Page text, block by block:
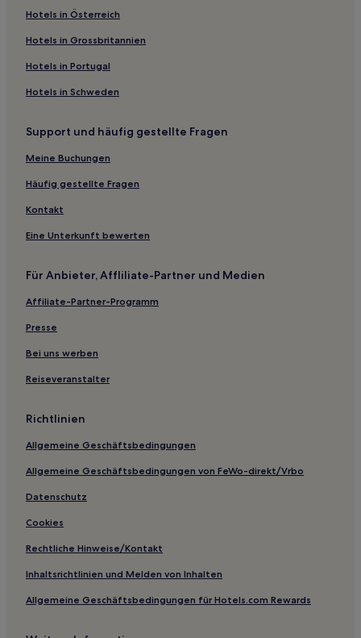
Garda Hotels
4-Sterne-Hotels in Abano Terme
Cortina d'Ampezzo Hotels
Peschiera del Garda Hotels
Luxus in Chioggia
Hotels mit Parkplatz in Venedig
Hotels mit Küchenzeile in Venedig
Hotels in Österreich
Hotels in Grossbritannien
Hotels in Portugal
Hotels in Schweden
Support und häufig gestellte Fragen
Meine Buchungen
Häufig gestellte Fragen
Kontakt
Eine Unterkunft bewerten
Für Anbieter, Affliliate-Partner und Medien
Affiliate-Partner-Programm
Presse
Bei uns werben
Reiseveranstalter
Richtlinien
Allgemeine Geschäftsbedingungen
Allgemeine Geschäftsbedingungen von FeWo-direkt/Vrbo
Datenschutz
Cookies
Rechtliche Hinweise/Kontakt
Inhaltsrichtlinien und Melden von Inhalten
Allgemeine Geschäftsbedingungen für Hotels.com Rewards